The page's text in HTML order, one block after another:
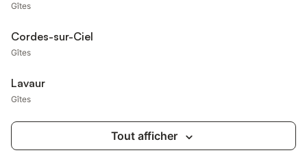
Gîtes
Cordes-sur-Ciel
Gîtes
Lavaur
Gîtes
Tout afficher